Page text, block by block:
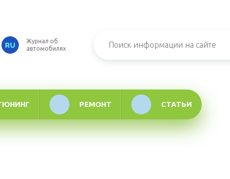
RU
Журнал об
автомобилях
РЕМОНТ СТАТЬИ